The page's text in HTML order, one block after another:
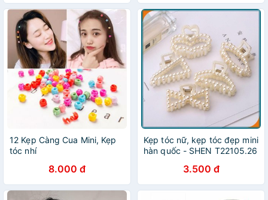
12 Kẹp Càng Cua Mini, Kẹp
tóc nhí
8.000 đ
Kẹp tóc nữ, kẹp tóc đẹp mini
hàn quốc - SHEN T22105.26
3.500 đ